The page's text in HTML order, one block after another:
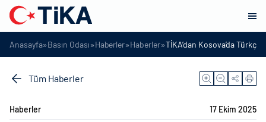
Anasayfa»Basın Odası»Haberler»Haberler»TİKA’dan Kosova’da
Tüm Haberler
Haberler 17 Ekim 2025